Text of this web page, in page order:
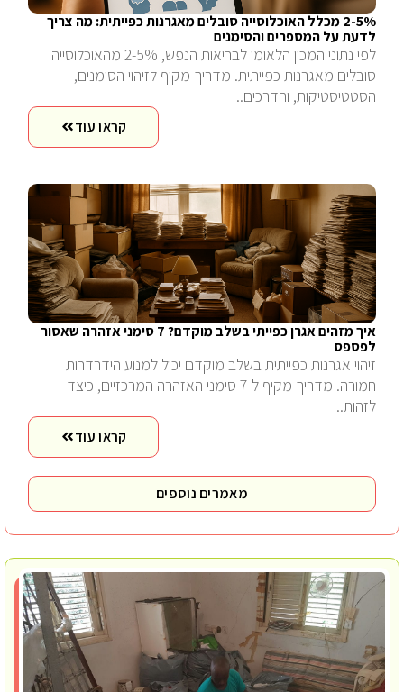
2-5% מכלל האוכלוסייה סובלים מאגרנות כפייתית: מה צריך
לדעת על המספרים והסימנים
לפי נתוני המכון הלאומי לבריאות הנפש, 2-5% מהאוכלוסייה
סובלים מאגרנות כפייתית. מדריך מקיף לזיהוי הסימנים,
הסטטיסטיקות, והדרכים..
קראו עוד
איך מזהים אגרן כפייתי בשלב מוקדם? 7 סימני אזהרה שאסור
לפספס
זיהוי אגרנות כפייתית בשלב מוקדם יכול למנוע הידרדרות
חמורה. מדריך מקיף ל-7 סימני האזהרה המרכזיים, כיצד
לזהות..
קראו עוד
מאמרים נוספים